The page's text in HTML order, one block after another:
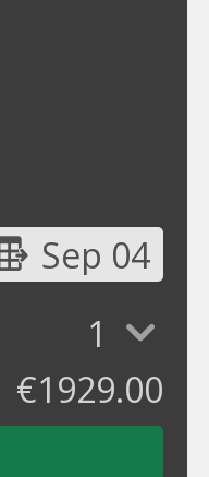
Sep 04
1
€1929.00